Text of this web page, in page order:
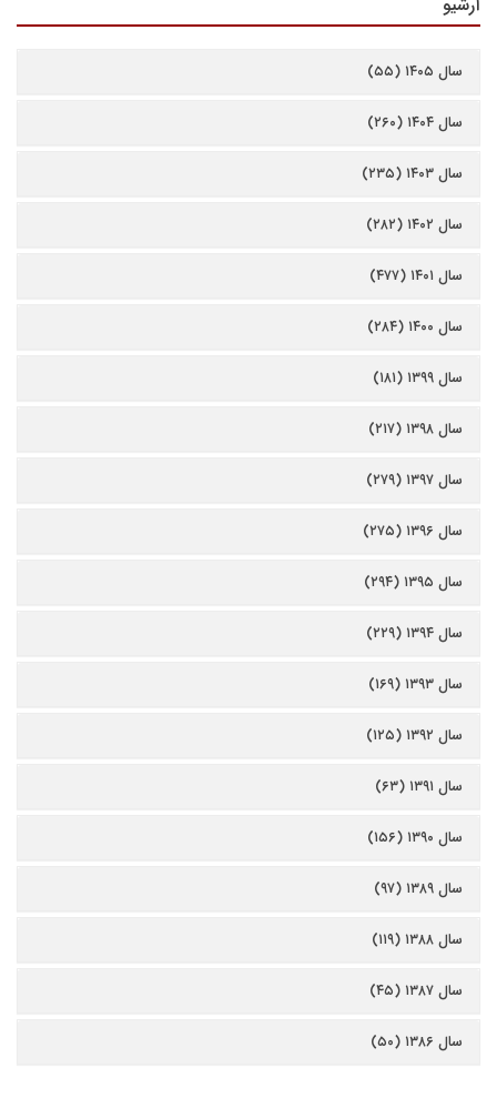
سال ۱۴۰۵ (۵۵)
سال ۱۴۰۴ (۲۶۰)
سال ۱۴۰۳ (۲۳۵)
سال ۱۴۰۲ (۲۸۲)
سال ۱۴۰۱ (۴۷۷)
سال ۱۴۰۰ (۲۸۴)
سال ۱۳۹۹ (۱۸۱)
سال ۱۳۹۸ (۲۱۷)
سال ۱۳۹۷ (۲۷۹)
سال ۱۳۹۶ (۲۷۵)
سال ۱۳۹۵ (۲۹۴)
سال ۱۳۹۴ (۲۲۹)
سال ۱۳۹۳ (۱۶۹)
سال ۱۳۹۲ (۱۲۵)
سال ۱۳۹۱ (۶۳)
سال ۱۳۹۰ (۱۵۶)
سال ۱۳۸۹ (۹۷)
سال ۱۳۸۸ (۱۱۹)
سال ۱۳۸۷ (۴۵)
سال ۱۳۸۶ (۵۰)